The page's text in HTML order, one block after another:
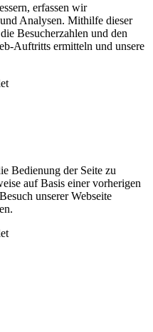
erfassen wir
Analysen. Mithilfe dieser
Besucherzahlen und den
Auftritts ermitteln und unsere
Bedienung der Seite zu
auf Basis einer vorherigen
unserer Webseite